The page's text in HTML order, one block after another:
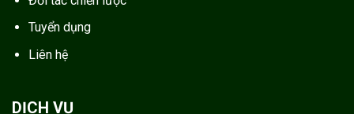
Tuyển dụng
Liên hệ
DỊCH VỤ